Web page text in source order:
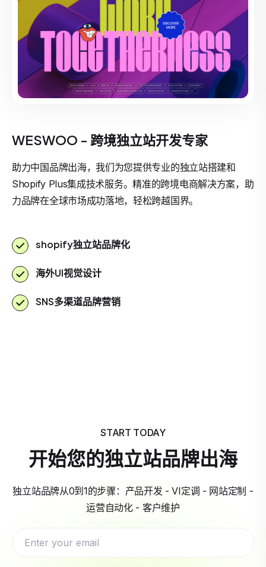
WESWOO - 跨境独立站开发专家
助力中国品牌出海，我们为您提供专业的独立站搭建和
Shopify Plus集成技术服务。精准的跨境电商解决方案，助
力品牌在全球市场成功落地，轻松跨越国界。
shopify独立站品牌化
海外UI视觉设计
SNS多渠道品牌营销
START TODAY
开始您的独立站品牌出海
独立站品牌从0到1的步骤：产品开发 - VI定调 - 网站定制 -
运营自动化 - 客户维护